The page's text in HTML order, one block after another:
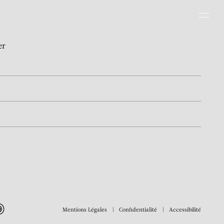
Mentions Légales Confidentialité Accessibilité